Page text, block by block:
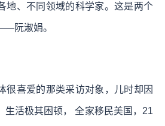
地、不同领域的科学家。这是两个
阮淑娟。
很喜爱的那类采访对象，儿时却因
生活极其困顿， 全家移民美国，21